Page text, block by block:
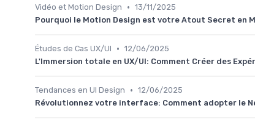
Vidéo et Motion Design • 13/11/2025
Pourquoi le Motion Design est votre Atout Secret en
Études de Cas UX/UI • 12/06/2025
L'Immersion totale en UX/UI: Comment Créer des
Tendances en UI Design • 12/06/2025
Révolutionnez votre interface: Comment adopter le